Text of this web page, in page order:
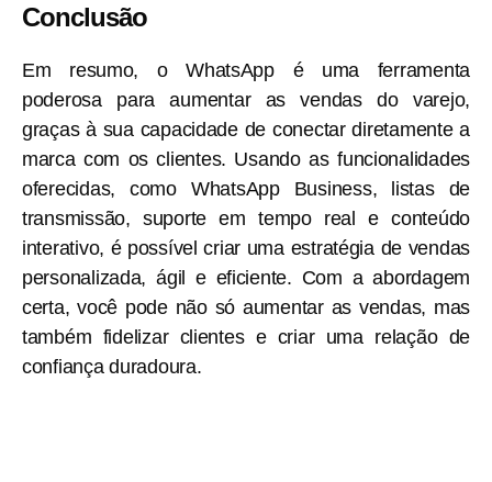
Conclusão
Em resumo, o WhatsApp é uma ferramenta
poderosa para aumentar as vendas do varejo,
graças à sua capacidade de conectar diretamente a
marca com os clientes. Usando as funcionalidades
oferecidas, como WhatsApp Business, listas de
transmissão, suporte em tempo real e conteúdo
interativo, é possível criar uma estratégia de vendas
personalizada, ágil e eficiente. Com a abordagem
certa, você pode não só aumentar as vendas, mas
também fidelizar clientes e criar uma relação de
confiança duradoura.